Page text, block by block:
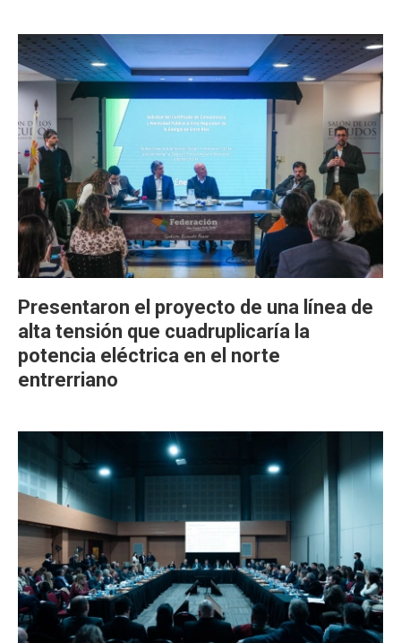
Presentaron el proyecto de una línea de
alta tensión que cuadruplicaría la
potencia eléctrica en el norte
entrerriano